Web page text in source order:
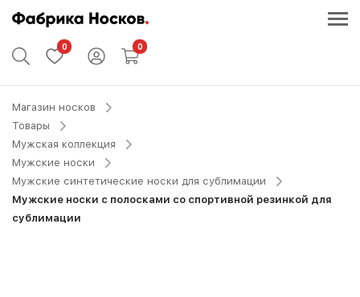
0 0
Магазин носков
Товары
Мужская коллекция
Мужские носки
Мужские синтетические носки для сублимации
Мужские носки с полосками со спортивной резинкой для
сублимации